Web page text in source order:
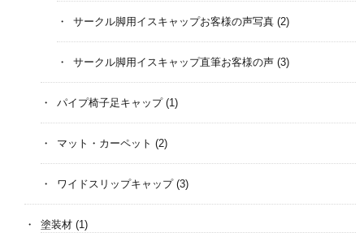
サークル脚用イスキャップお客様の声写真 (2)
サークル脚用イスキャップ直筆お客様の声 (3)
パイプ椅子足キャップ(1)
マット・カーペット (2)
ワイドスリップキャップ(3)
塗装材 (1)